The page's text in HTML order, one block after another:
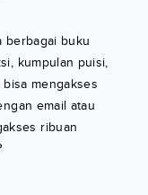
berbagai buku
kumpulan puisi,
mengakses
email atau
ribuan